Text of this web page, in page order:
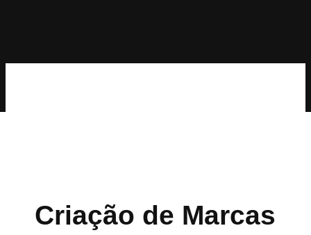
Criação de Marcas